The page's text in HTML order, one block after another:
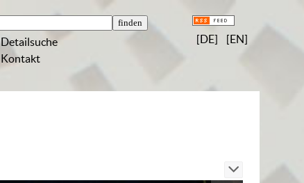
Detailsuche
Kontakt
[DE] [EN]